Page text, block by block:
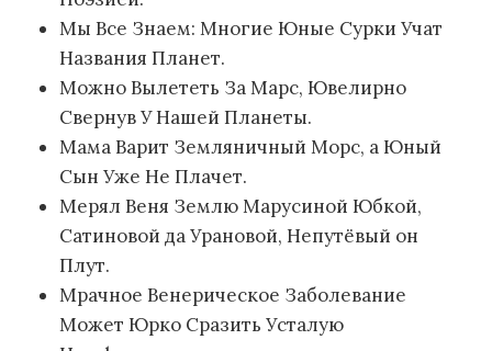
Мы Все Знаем: Многие Юные Сурки Учат
Названия Планет.
Можно Вылететь За Марс, Ювелирно
Свернув У Нашей Планеты.
Мама Варит Земляничный Морс, а Юный
Сын Уже Не Плачет.
Мерял Веня Землю Марусиной Юбкой,
Сатиновой да Урановой, Непутёвый он
Плут.
Мрачное Венерическое Заболевание
Может Юрко Сразить Усталую